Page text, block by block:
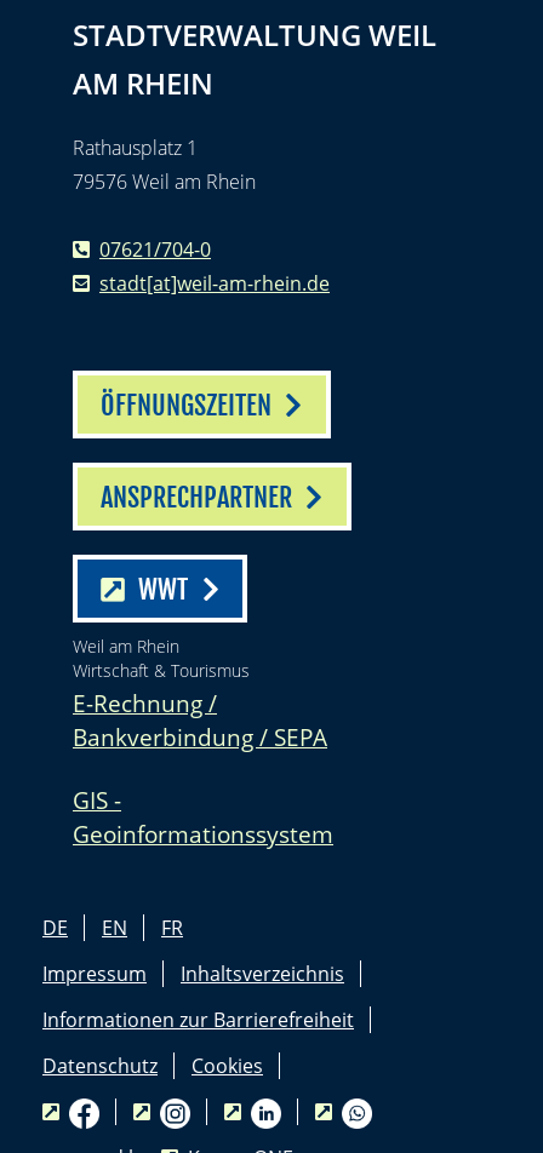
STADTVERWALTUNG WEIL
AM RHEIN
Rathausplatz 1
79576 Weil am Rhein
07621/704-0
stadt[at]weil-am-rhein.de
ÖFFNUNGSZEITEN
ANSPRECHPARTNER
WWT
Weil am Rhein
Wirtschaft & Tourismus
E-Rechnung /
Bankverbindung / SEPA
GIS -
Geoinformationssystem
DE EN
FR
Impressum
Inhaltsverzeichnis
Informationen zur Barrierefreiheit
Datenschutz
Cookies